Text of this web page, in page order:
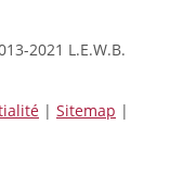
2021 L.E.W.B.
| Sitemap |